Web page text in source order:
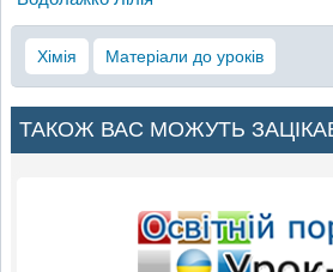
Хімія Матеріали до уроків
ТАКОЖ ВАС МОЖУТЬ